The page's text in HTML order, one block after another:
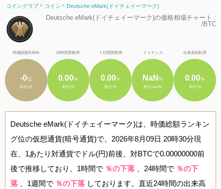
コイングラブ コイン Deutsche eMark(ドイチェイーマーク)
Deutsche eMark(ドイチェイーマーク)の価格相場チャート :
/BTC
時価総額RANK
-0位
前日:位
24時間変動率
0.00%
前日:%
７日間変動率
0.00%
前日:%
ドミナンス
NaN %
前日:nan%
出来高回転率
0.00%
前日:%
Deutsche eMark(ドイチェイーマーク)は、時価総額ランキン
グ位の仮想通貨(暗号通貨)で、2026年8月09日 20時30分現
在、1あたり対通貨でドル(円)前後、対BTCで0.00000000前
後で推移しており、1時間で ％の下落 、24時間で ％の下
落
、1週間で ％の下落 しております。直近24時間の出来高